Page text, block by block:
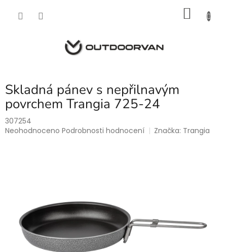
Skladná pánev s nepřilnavým
povrchem Trangia 725-24
307254
Průměrné
Neohodnoceno Podrobnosti hodnocení Značka: Trangia